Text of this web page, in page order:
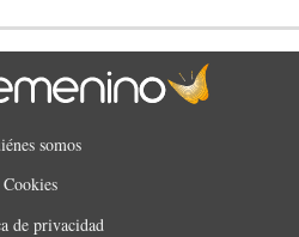
somos
Cookies
de privacidad